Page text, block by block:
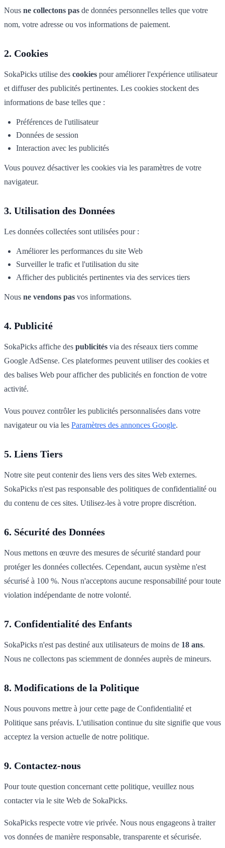
Nous ne collectons pas de données personnelles telles que votre
nom, votre adresse ou vos informations de paiement.
2. Cookies
SokaPicks utilise des cookies pour améliorer l'expérience utilisateur
et diffuser des publicités pertinentes. Les cookies stockent des
informations de base telles que :
Préférences de l'utilisateur
Données de session
Interaction avec les publicités
Vous pouvez désactiver les cookies via les paramètres de votre
navigateur.
3. Utilisation des Données
Les données collectées sont utilisées pour :
Améliorer les performances du site Web
Surveiller le trafic et l'utilisation du site
Afficher des publicités pertinentes via des services tiers
Nous ne vendons pas vos informations.
4. Publicité
SokaPicks affiche des publicités via des réseaux tiers comme
Google AdSense. Ces plateformes peuvent utiliser des cookies et
des balises Web pour afficher des publicités en fonction de votre
activité.
Vous pouvez contrôler les publicités personnalisées dans votre
navigateur ou via les Paramètres des annonces Google.
5. Liens Tiers
Notre site peut contenir des liens vers des sites Web externes.
SokaPicks n'est pas responsable des politiques de confidentialité ou
du contenu de ces sites. Utilisez-les à votre propre discrétion.
6. Sécurité des Données
Nous mettons en œuvre des mesures de sécurité standard pour
protéger les données collectées. Cependant, aucun système n'est
sécurisé à 100 %. Nous n'acceptons aucune responsabilité pour toute
violation indépendante de notre volonté.
7. Confidentialité des Enfants
SokaPicks n'est pas destiné aux utilisateurs de moins de 18 ans.
Nous ne collectons pas sciemment de données auprès de mineurs.
8. Modifications de la Politique
Nous pouvons mettre à jour cette page de Confidentialité et
Politique sans préavis. L'utilisation continue du site signifie que vous
acceptez la version actuelle de notre politique.
9. Contactez-nous
Pour toute question concernant cette politique, veuillez nous
contacter via le site Web de SokaPicks.
SokaPicks respecte votre vie privée. Nous nous engageons à traiter
vos données de manière responsable, transparente et sécurisée.